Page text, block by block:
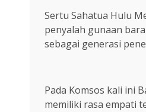
Sertu Sahatua Hulu
penyalah gunaan
sebagai generasi
Pada Komsos kali ini
memiliki rasa empati